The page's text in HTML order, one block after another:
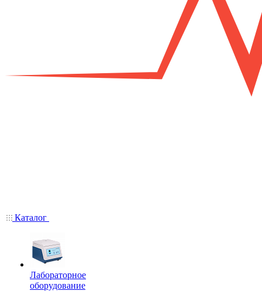
Каталог
Лабораторное
оборудование